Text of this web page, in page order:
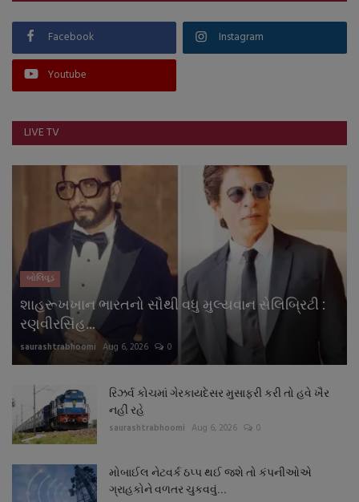
Facebook Instagram
Youtube
LIVE TV
બોલિવૂડ
શાહરૂખખાન ભારતનો સૌથી વધુ મુલ્યવાન સેલિબ્રિટી :
રણવીરસિંહ...
saurashtrabhoomi Aug 6, 2026 0
રિઝર્વ કોચમાં ગેરકાયદેસર મુસાફરી કરી તો હવે ખૈર
નહીં રહે
saurashtrabhoomi Aug 6, 2026 0
મોબાઈલ નેટવર્ક ઠપ્પ થઈ જશે તો કંપનીઓએ
ગ્રાહકોને વળતર ચુકવવું...